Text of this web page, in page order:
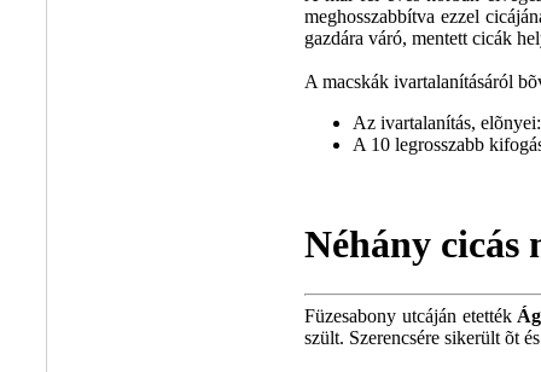
meghosszabbítva ezzel
gazdára váró, mentett cicák
A macskák ivartalanításáról
Az ivartalanítás,
A 10 legrosszabb
Néhány cicás
Füzesabony utcáján etették
szült. Szerencsére sikerült õt